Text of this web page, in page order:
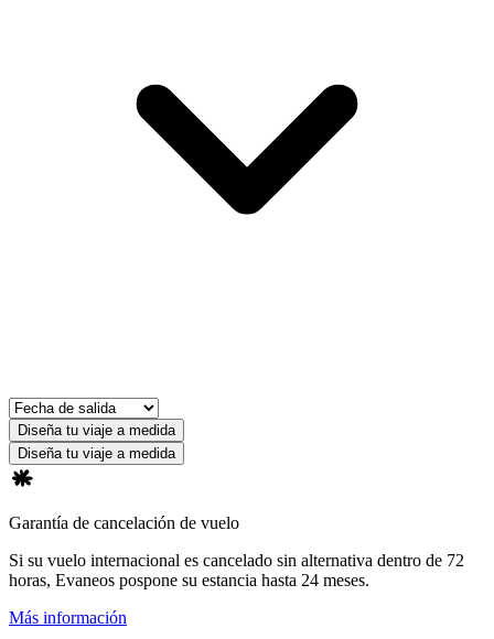
Diseña tu viaje a medida
Diseña tu viaje a medida
Garantía de cancelación de vuelo
Si su vuelo internacional es cancelado sin alternativa dentro de 72
horas, Evaneos pospone su estancia hasta 24 meses.
Más información